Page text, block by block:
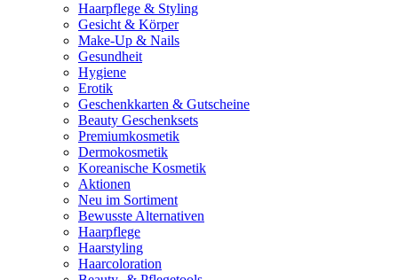
Haarpflege & Styling
Gesicht & Körper
Make-Up & Nails
Gesundheit
Hygiene
Erotik
Geschenkkarten & Gutscheine
Beauty Geschenksets
Premiumkosmetik
Dermokosmetik
Koreanische Kosmetik
Aktionen
Neu im Sortiment
Bewusste Alternativen
Haarpflege
Haarstyling
Haarcoloration